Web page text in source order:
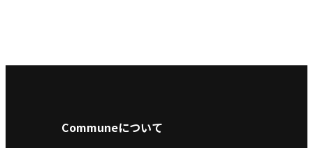
Communeについて